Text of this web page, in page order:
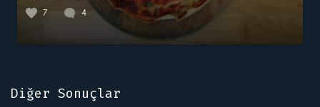
7 4
Diğer Sonuçlar